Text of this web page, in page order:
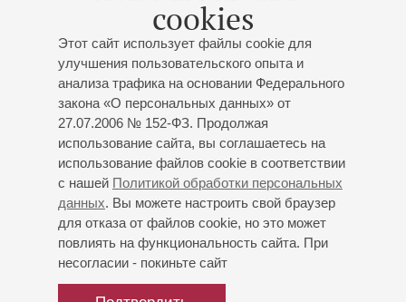
cookies
Этот сайт использует файлы cookie для
улучшения пользовательского опыта и
анализа трафика на основании Федерального
закона «О персональных данных» от
27.07.2006 № 152-ФЗ. Продолжая
использование сайта, вы соглашаетесь на
использование файлов cookie в соответствии
с нашей Политикой обработки персональных
данных. Вы можете настроить свой браузер
для отказа от файлов cookie, но это может
повлиять на функциональность сайта. При
несогласии - покиньте сайт
Российской Федерации присвоило Владимиру Исаеву
почетное ученое звание доцента в области музыкального
искусства. C 2012 года - доцент кафедры «музыкальное
образование» по классу фортепиано Белгородского
государственного института искусств и культуры.
С 2013 года работает солистом и ведущим
концертмейстером в Белгородской государственной
филармонии, где ежегодно выступает в абонементных
концертах.
В качестве солиста и концертмейстера успешно
выступает на концертных площадках различных городов
Орле, Липецке, Курске, Белгороде, Калининграде, Пензе,